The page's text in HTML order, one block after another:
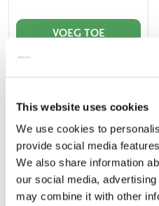
This website uses cookies
We use cookies to
provide social media
We also share information
our social media,
may combine it with other
VOEG TOE
aan